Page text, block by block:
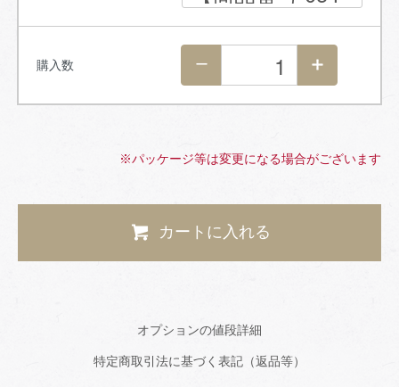
購入数
※パッケージ等は変更になる場合がございます
カートに入れる
オプションの値段詳細
特定商取引法に基づく表記（返品等）